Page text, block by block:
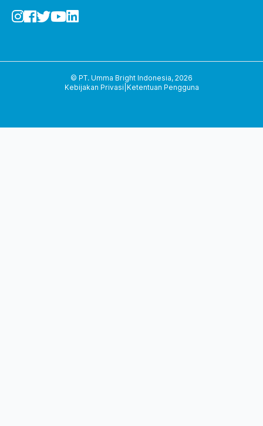
© PT. Umma Bright Indonesia, 2026
Kebijakan Privasi Ketentuan Pengguna